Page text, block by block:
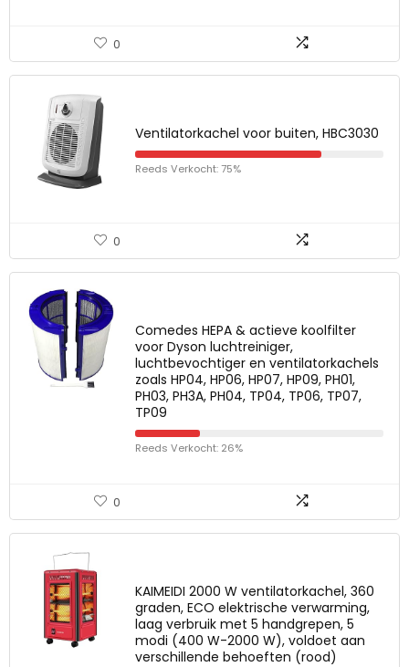
0
Ventilatorkachel voor buiten, HBC3030
Reeds Verkocht: 75%
0
Comedes HEPA & actieve koolfilter
voor Dyson luchtreiniger,
luchtbevochtiger en ventilatorkachels
zoals HP04, HP06, HP07, HP09, PH01,
PH03, PH3A, PH04, TP04, TP06, TP07,
TP09
Reeds Verkocht: 26%
0
KAIMEIDI 2000 W ventilatorkachel, 360
graden, ECO elektrische verwarming,
laag verbruik met 5 handgrepen, 5
modi (400 W-2000 W), voldoet aan
verschillende behoeften (rood)